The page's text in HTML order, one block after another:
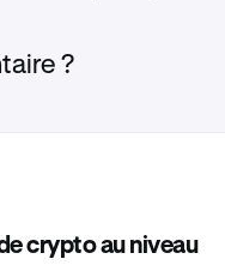
?
crypto au niveau